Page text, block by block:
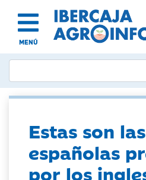
MENÚ
Estas son
españolas
por los